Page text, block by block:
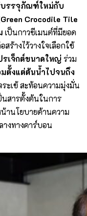
รรจุภัณฑ์ใหม่กับ
Crocodile Tile
เป็นกาวซีเมนต์ที่มียอด
ร้างไว้วางใจเลือกใช้
รเจ็กต์ขนาดใหญ่ ร่วม
มตั้งแต่ต้นน้ำไปจนถึง
ะเข้ สะท้อนความมุ่งมั่น
นสารตั้งต้นในการ
านโยบายด้านความ
างทางคาร์บอน